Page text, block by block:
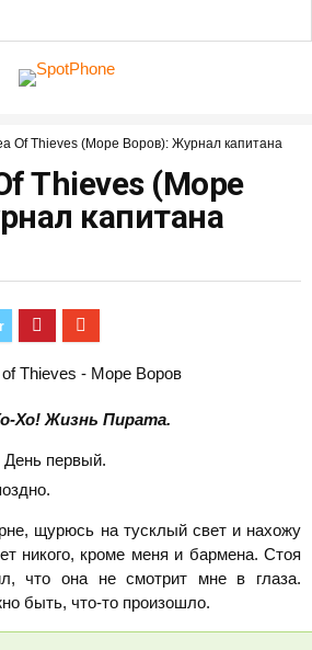
Of Thieves (Море Воров): Журнал капитана
Thieves (Море
капитана
Хо! Жизнь Пирата.
День первый.
щурюсь на тусклый свет и нахожу
никого, кроме меня и бармена. Стоя
что она не смотрит мне в глаза.
быть, что-то произошло.